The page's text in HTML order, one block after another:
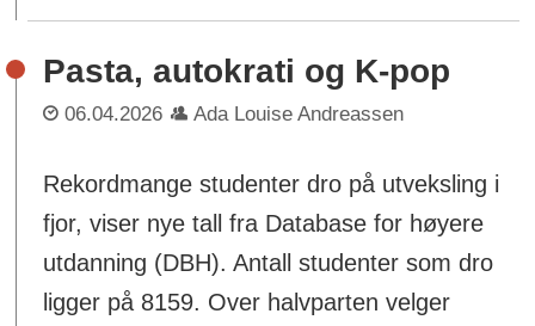
Pasta, autokrati og K-pop
06.04.2026 Ada Louise Andreassen
Rekordmange studenter dro på utveksling i
fjor, viser nye tall fra Database for høyere
utdanning (DBH). Antall studenter som dro
ligger på 8159. Over halvparten velger